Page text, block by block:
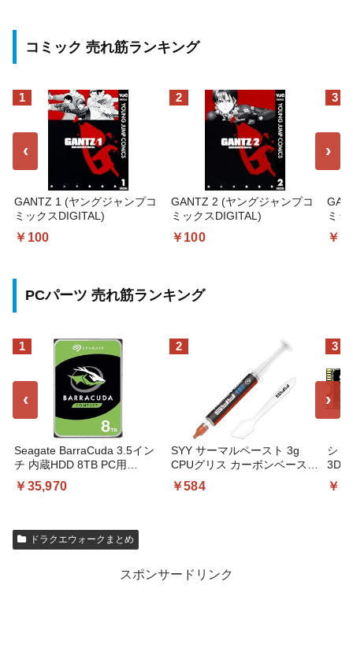
コミック 売れ筋ランキング
‹
1
GANTZ 1 (ヤングジャンプコ
ミックスDIGITAL)
￥100
2
GANTZ 2 (ヤングジャンプコ
ミックスDIGITAL)
￥100
3
ミッ
￥
›
PCパーツ 売れ筋ランキング
‹
1
Seagate BarraCuda 3.5イン
チ 内蔵HDD 8TB PC用
ST8000DM004
￥35,970
2
SYY サーマルペースト 3g
CPUグリス カーボンベース
高性能 | CPUペースト;ヒート
シンク/IC/プロセッサ対応;熱
￥584
3
シリ
3D
シ
￥
›
ドラクエウォークまとめ
スポンサードリンク